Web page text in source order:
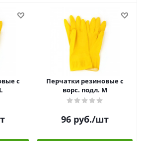
с
Перчатки резиновые с
ворс. подл. M
96 руб./шт